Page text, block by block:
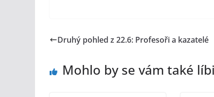
Druhý pohled z 22.6: Profesoři a kazatelé
Mohlo by se vám také